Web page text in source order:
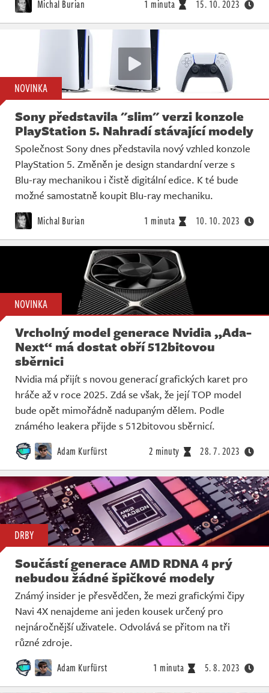
Michal Burian 1 minuta 15. 10. 2023
NOVINKA
Sony představila "slim" verzi konzole
PlayStation 5. Nahradí stávající modely
Společnost Sony dnes představila nový vzhled konzole
PlayStation 5. Změněn je design standardní verze s
Blu-ray mechanikou i čistě digitální edice. K té bude
možné samostatně koupit Blu-ray mechaniku.
Michal Burian 1 minuta 10. 10. 2023
NOVINKA
Vrcholný model generace Nvidia „Ada-
Next“ má dostat obří 512bitovou
sběrnici
Nvidia má přijít s novou generací grafických karet pro
hráče až v roce 2025. Zdá se však, že její TOP model
bude opět mimořádně nadupaným dělem. Podle
známého leakera přijde s 512bitovou sběrnicí.
Adam Kurfürst 2 minuty 28. 7. 2023
DRBY
Součástí generace AMD RDNA 4 prý
nebudou žádné špičkové modely
Známý insider je přesvědčen, že mezi grafickými čipy
Navi 4X nenajdeme ani jeden kousek určený pro
nejnáročnější uživatele. Odvolává se přitom na tři
různé zdroje.
Adam Kurfürst 1 minuta 5. 8. 2023